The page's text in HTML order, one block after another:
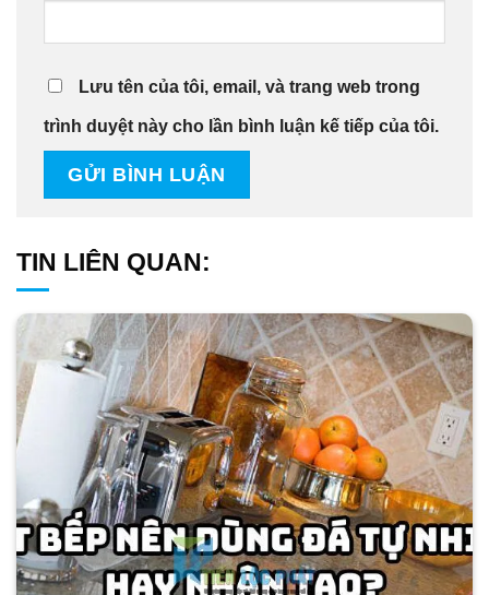
Lưu tên của tôi, email, và trang web trong
trình duyệt này cho lần bình luận kế tiếp của tôi.
TIN LIÊN QUAN: